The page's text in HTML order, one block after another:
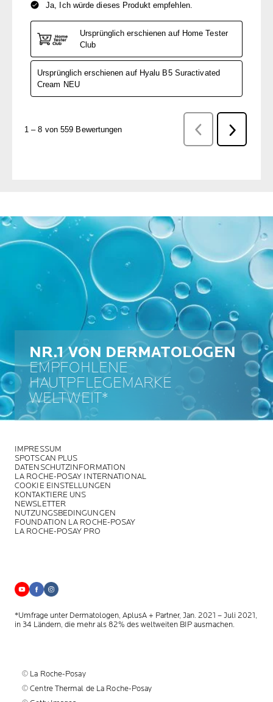
NR.1 VON DERMATOLOGEN
EMPFOHLENE
HAUTPFLEGEMARKE
WELTWEIT*
IMPRESSUM
SPOTSCAN PLUS
DATENSCHUTZINFORMATION
LA ROCHE-POSAY INTERNATIONAL
COOKIE EINSTELLUNGEN
KONTAKTIERE UNS
NEWSLETTER
NUTZUNGSBEDINGUNGEN
FOUNDATION LA ROCHE-POSAY
LA ROCHE-POSAY PRO
*Umfrage unter Dermatologen, AplusA + Partner, Jan. 2021 – Juli 2021,
in 34 Ländern, die mehr als 82% des weltweiten BIP ausmachen.
© La Roche-Posay
© Centre Thermal de La Roche-Posay